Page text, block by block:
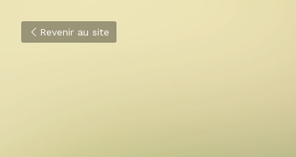
Revenir au site